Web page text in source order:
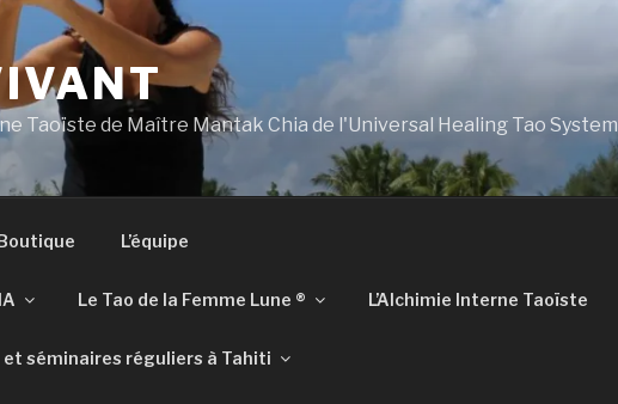
Taoïste de Maître Mantak Chia de l'Universal Healing Tao System
L’équipe
Le Tao de la Femme Lune ®​​ L’Alchimie Interne Taoïste
et séminaires réguliers à Tahiti